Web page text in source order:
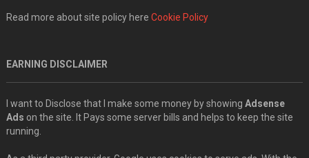
Read more about site policy here Cookie Policy
EARNING DISCLAIMER
I want to Disclose that I make some money by showing Adsense
Ads on the site. It Pays some server bills and helps to keep the site
running.